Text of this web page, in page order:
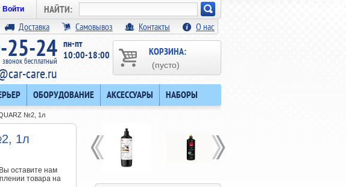
НАЙТИ:
Искать!
Войти
Доставка Самовывоз Контакты О нас
КОРЗИНА:
(пусто)
пн-пт
10:00-18:00
25-24
звонок бесплатный
care.ru
ОБОРУДОВАНИЕ АКСЕССУАРЫ НАБОРЫ
№2, 1л
1л
оставите нам
товара на